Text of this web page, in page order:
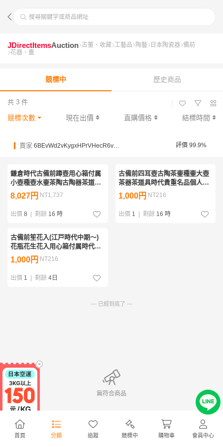
搜尋關鍵字或商品網址
首頁 分類 追蹤 競標中 購物車 會員中心
JDirectItemsAuction 古董、收藏 工藝品 陶藝 日本陶瓷器 備前
花器、壷
競標中 歷史商品
共 3 件
競標次數 現在出價 直購價格 結標時間
賣家 6BEvWd2vKygxHPrVHecR6vLzBwy1S 評價 99.9%
鎌倉時代古備前蹲壺用心箱付属
小壺種壺水壷茶陶古陶器茶道具
煎茶道具個人蔵陶器愛好家所蔵
品
8,027円 NT1,737
出價 8 | 剩餘 16 時
古備前四耳壺古陶茶壷種壷大壺
茶器茶道具時代貴重名品個人蔵
コレクター蒐集品
1,000円 NT216
出價 1 | 剩餘 16 時
古備前笙花入(江戸時代中期～)
花瓶花生花入用心箱付属時代貴
重名品茶陶茶道具個人蔵陶器愛
好家所蔵品
1,000円 NT216
出價 1 | 剩餘 4日
— 已經到底了 —
無符合商品